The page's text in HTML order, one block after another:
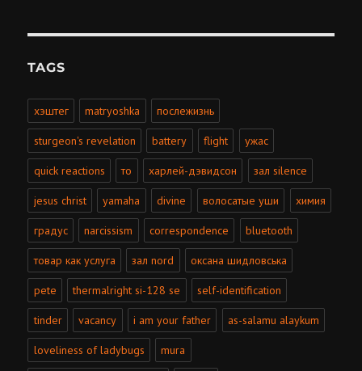
TAGS
хэштег matryoshka послежизнь
sturgeon's revelation battery flight ужас
quick reactions то харлей-дэвидсон зал silence
jesus christ yamaha divine волосатые уши химия
градус narcissism correspondence bluetooth
товар как услуга зал nord оксана шидловська
pete thermalright si-128 se self-identification
tinder vacancy i am your father as-salamu alaykum
loveliness of ladybugs mura